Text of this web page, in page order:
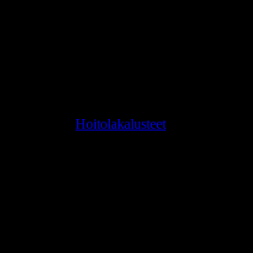
Hoitolakalusteet